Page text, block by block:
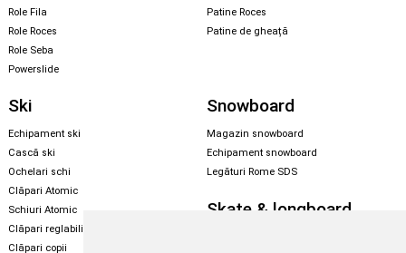
Role Fila
Role Roces
Role Seba
Powerslide
Patine Roces
Patine de gheață
Ski
Echipament ski
Cască ski
Ochelari schi
Clăpari Atomic
Schiuri Atomic
Clăpari reglabili
Clăpari copii
Snowboard
Magazin snowboard
Echipament snowboard
Legături Rome SDS
Skate & longboard